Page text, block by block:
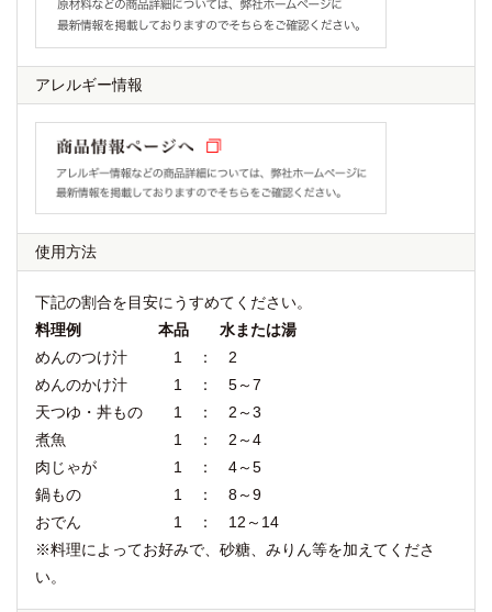
アレルギー情報
使用方法
下記の割合を目安にうすめてください。
料理例 本品 水または湯
めんのつけ汁 1 ： 2
めんのかけ汁 1 ： 5～7
天つゆ・丼もの 1 ： 2～3
煮魚 1 ： 2～4
肉じゃが 1 ： 4～5
鍋もの 1 ： 8～9
おでん 1 ： 12～14
※料理によってお好みで、砂糖、みりん等を加えてくださ
い。